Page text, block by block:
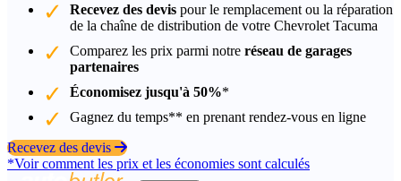
Recevez des devis pour le remplacement ou la réparation
de la chaîne de distribution de votre Chevrolet Tacuma
Comparez les prix parmi notre réseau de garages
partenaires
Économisez jusqu'à 50%*
Gagnez du temps** en prenant rendez-vous en ligne
Recevez des devis
*Voir comment les prix et les économies sont calculés